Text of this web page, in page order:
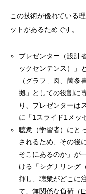
この技術が優れている
ットがあるためです。
プレゼンター（設計
ックセンテンス）」
（グラフ、図、箇条
拠」としての役割に
り、プレゼンターは
に「1スライド1メッ
聴衆（学習者）にと
されるため、その後
そこにあるのか」が
ける「シグナリング
揮し、聴衆がどこに
て、無関係な負荷（